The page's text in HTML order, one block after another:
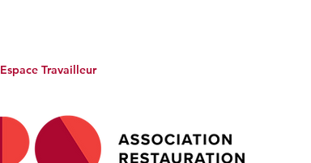
Espace Travailleur